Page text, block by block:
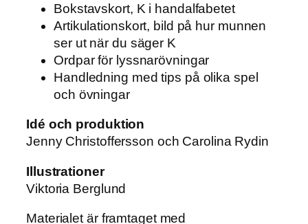
Bokstavskort, K i handalfabetet
Artikulationskort, bild på hur munnen
ser ut när du säger K
Ordpar för lyssnarövningar
Handledning med tips på olika spel
och övningar
Idé och produktion
Jenny Christoffersson och Carolina Rydin
Illustrationer
Viktoria Berglund
Materialet är framtaget med